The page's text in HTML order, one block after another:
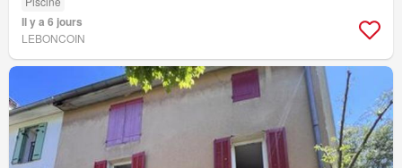
Il y a 6 jours
LEBONCOIN